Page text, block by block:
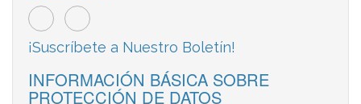
¡Suscríbete a Nuestro Boletín!
INFORMACIÓN BÁSICA SOBRE
PROTECCIÓN DE DATOS